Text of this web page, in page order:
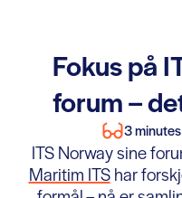
Fokus på
forum –
3 minutes
ITS Norway sine
Maritim ITShar